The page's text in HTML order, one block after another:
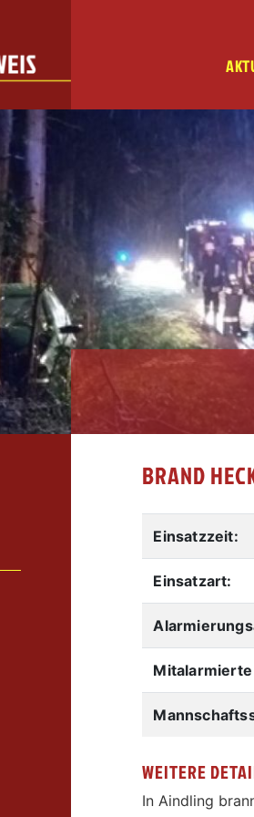
BRAND
Einsatzzeit:
Einsatzart:
WEITERE
In Aindling